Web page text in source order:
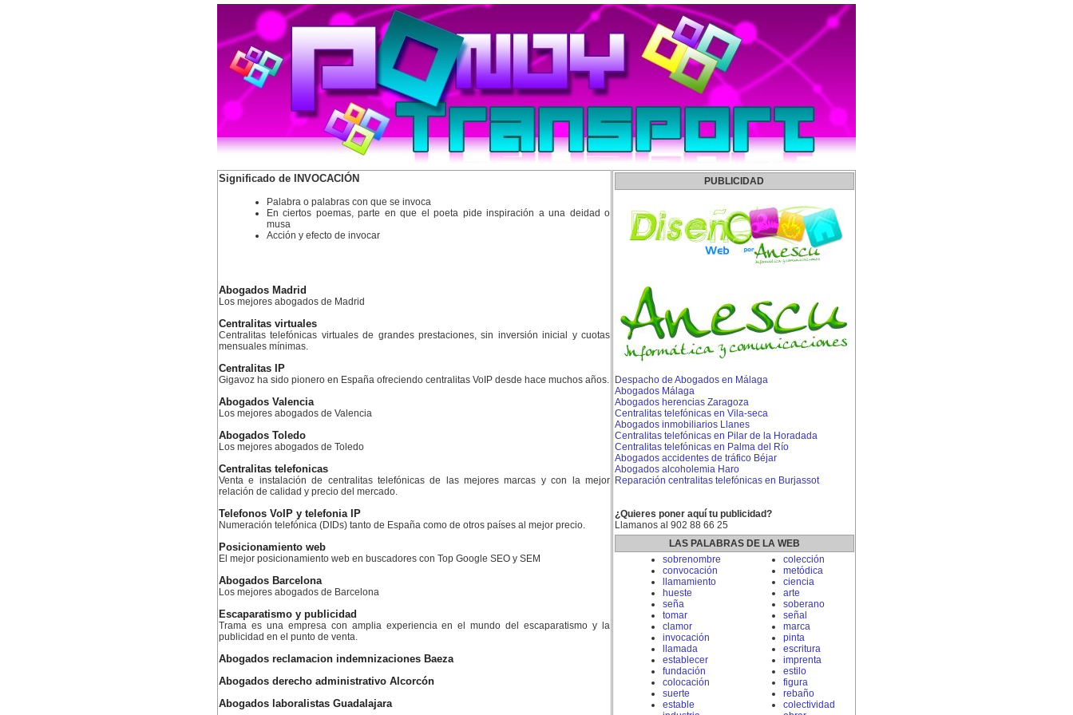
Significado de INVOCACIÓN
Palabra o palabras con que se invoca
En ciertos poemas, parte en que el poeta pide inspiración a una deidad o
musa
Acción y efecto de invocar
Abogados Madrid
Los mejores abogados de Madrid
Centralitas virtuales
Centralitas telefónicas virtuales de grandes prestaciones, sin inversión inicial y cuotas
mensuales mínimas.
Centralitas IP
Gigavoz ha sido pionero en España ofreciendo centralitas VoIP desde hace muchos años.
Abogados Valencia
Los mejores abogados de Valencia
Abogados Toledo
Los mejores abogados de Toledo
Centralitas telefonicas
Venta e instalación de centralitas telefónicas de las mejores marcas y con la mejor
relación de calidad y precio del mercado.
Telefonos VoIP y telefonia IP
Numeración telefónica (DIDs) tanto de España como de otros países al mejor precio.
Posicionamiento web
El mejor posicionamiento web en buscadores con Top Google SEO y SEM
Abogados Barcelona
Los mejores abogados de Barcelona
Escaparatismo y publicidad
Trama es una empresa con amplia experiencia en el mundo del escaparatismo y la
publicidad en el punto de venta.
Abogados reclamacion indemnizaciones Baeza
Abogados derecho administrativo Alcorcón
Abogados laboralistas Guadalajara
PUBLICIDAD
Despacho de Abogados en Málaga
Abogados Málaga
Abogados herencias Zaragoza
Centralitas telefónicas en Vila-seca
Abogados inmobiliarios Llanes
Centralitas telefónicas en Pilar de la Horadada
Centralitas telefónicas en Palma del Río
Abogados accidentes de tráfico Béjar
Abogados alcoholemia Haro
Reparación centralitas telefónicas en Burjassot
¿Quieres poner aquí tu publicidad?
Llamanos al 902 88 66 25
LAS PALABRAS DE LA WEB
sobrenombre
convocación
llamamiento
hueste
seña
tomar
clamor
invocación
llamada
establecer
fundación
colocación
suerte
estable
colección
metódica
ciencia
arte
soberano
señal
marca
pinta
escritura
imprenta
estilo
figura
rebaño
colectividad